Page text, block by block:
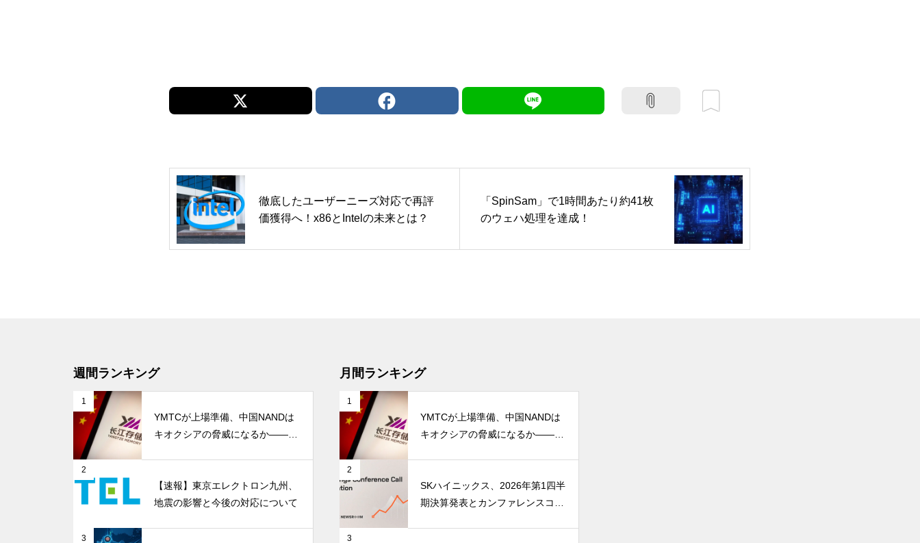
徹底したユーザーニーズ対応で再評
価獲得へ！x86とIntelの未来とは？
「SpinSam」で1時間あたり約41枚
のウェハ処理を達成！
週間ランキング
1
YMTCが上場準備、中国NANDは
キオクシアの脅威になるか――AI
2
【速報】東京エレクトロン九州、
地震の影響と今後の対応について
3
月間ランキング
1
YMTCが上場準備、中国NANDは
キオクシアの脅威になるか――AI
2
SKハイニックス、2026年第1四半
期決算発表とカンファレンスコー
3